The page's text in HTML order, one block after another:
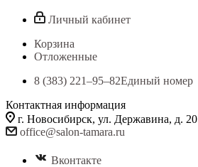
Личный кабинет
Корзина
Отложенные
8 (383) 221‒95‒82Единый номер
Контактная информация
г. Новосибирск, ул. Державина, д. 20
office@salon-tamara.ru
Вконтакте